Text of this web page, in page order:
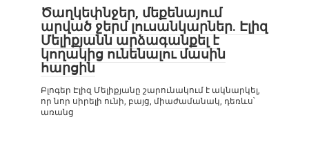
Ծաղկեփնջեր, մեքենայում
արված ջերմ լուսանկարներ. Էլիզ
Մելիքյանն արձագանքել է
կողակից ունենալու մասին
հարցին
Բլոգեր Էլիզ Մելիքյանը շարունակում է ակնարկել,
որ նոր սիրելի ունի, բայց, միաժամանակ, դեռևս՝
առանց